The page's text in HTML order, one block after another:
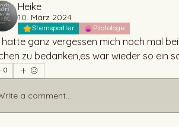
Heike
10. März 2024
Sternsportler Pilatologe
hatte ganz vergessen mich noch mal
zu bedanken,es war wieder so ein
0
a comment...